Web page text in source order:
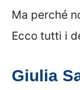
Ma perché
Ecco tutti i
Giulia